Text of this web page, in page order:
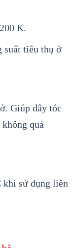
K.
suất tiêu thụ ở
Giúp dây tóc
quá
khi sử dụng liên